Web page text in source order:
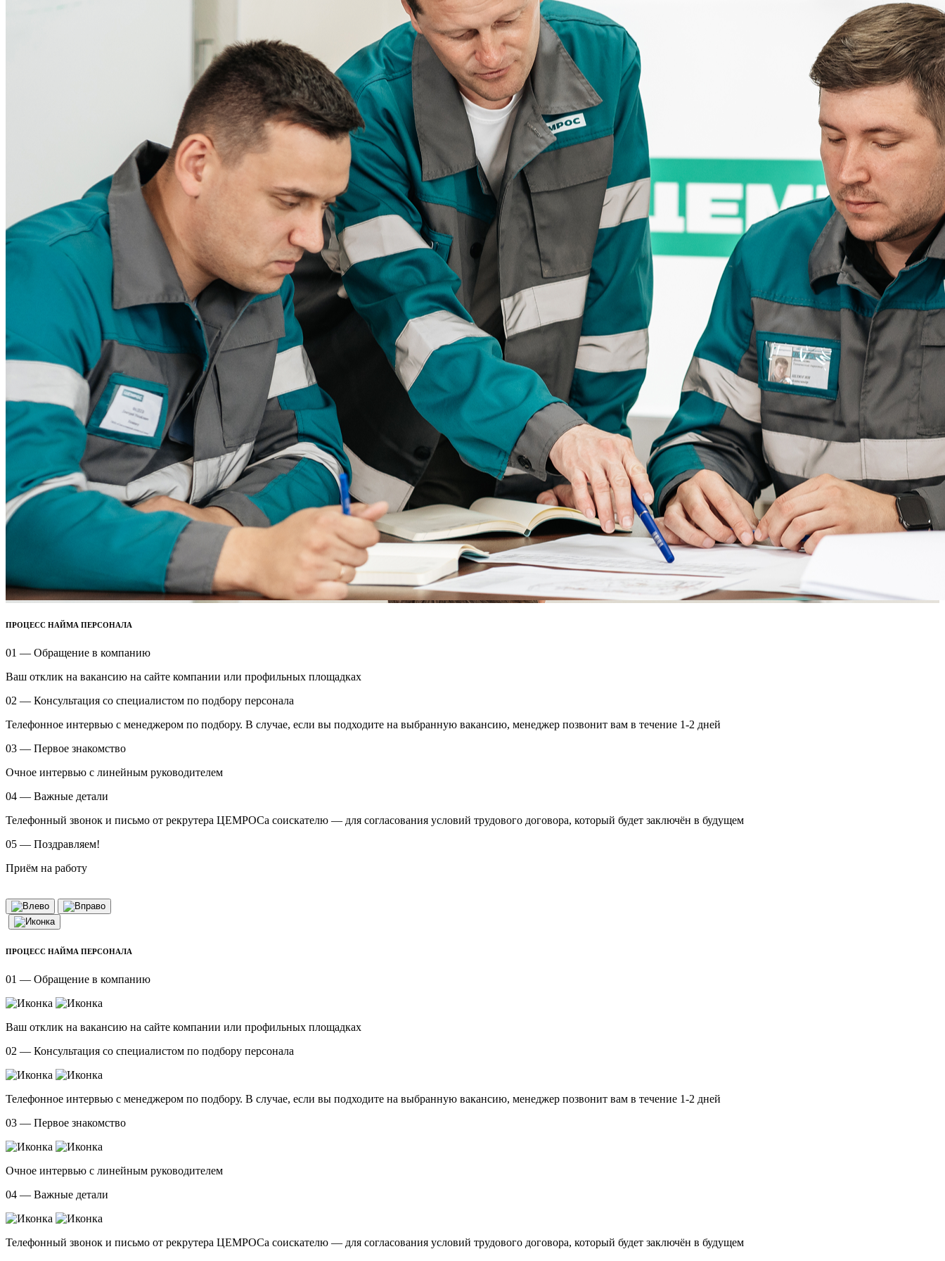
ПРОЦЕСС НАЙМА ПЕРСОНАЛА
01 — Обращение в компанию
Ваш отклик на вакансию на сайте компании или профильных площадках
02 — Консультация со специалистом по подбору персонала
Телефонное интервью с менеджером по подбору. В случае, если вы подходите на выбранную вакансию, менеджер позвонит вам в течение 1-2 дней
03 — Первое знакомство
Очное интервью с линейным руководителем
04 — Важные детали
Телефонный звонок и письмо от рекрутера ЦЕМРОСа соискателю — для согласования условий трудового договора, который будет заключён в будущем
05 — Поздравляем!
Приём на работу
ПРОЦЕСС НАЙМА ПЕРСОНАЛА
01 — Обращение в компанию
Ваш отклик на вакансию на сайте компании или профильных площадках
02 — Консультация со специалистом по подбору персонала
Телефонное интервью с менеджером по подбору. В случае, если вы подходите на выбранную вакансию, менеджер позвонит вам в течение 1-2 дней
03 — Первое знакомство
Очное интервью с линейным руководителем
04 — Важные детали
Телефонный звонок и письмо от рекрутера ЦЕМРОСа соискателю — для согласования условий трудового договора, который будет заключён в будущем